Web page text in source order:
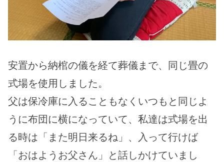
安置から納棺の儀を経て葬儀まで、同じ畳の
式場を使用しました。
父は保冷庫に入ることもなくいつもと同じよ
うに布団に横になっていて、私達は式場を出
る時は「また明日来るね」、入って行けば
「おはようお父さん」と話しかけていまし